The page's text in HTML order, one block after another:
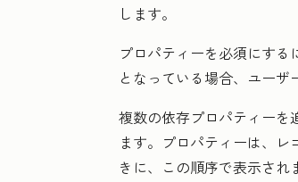
します。
プロパティーを必須にする
となっている場合、ユーザ
複数の依存プロパティーを
ます。プロパティーは、
きに、この順序で表示され